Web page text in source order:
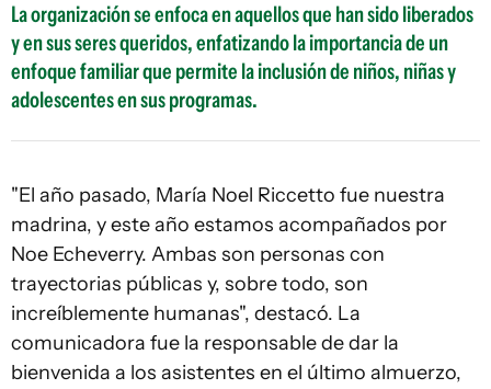
La organización se enfoca en aquellos que han sido liberados
y en sus seres queridos, enfatizando la importancia de un
enfoque familiar que permite la inclusión de niños, niñas y
adolescentes en sus programas.
"El año pasado, María Noel Riccetto fue nuestra
madrina, y este año estamos acompañados por
Noe Echeverry. Ambas son personas con
trayectorias públicas y, sobre todo, son
increíblemente humanas", destacó. La
comunicadora fue la responsable de dar la
bienvenida a los asistentes en el último almuerzo,